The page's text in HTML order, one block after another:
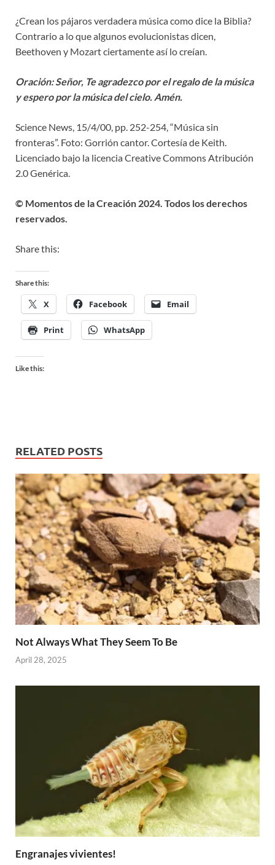
¿Crean los pájaros verdadera música como dice la Biblia?
Contrario a lo que algunos evolucionistas dicen,
Beethoven y Mozart ciertamente así lo creían.
Oración: Señor, Te agradezco por el regalo de la música
y espero por la música del cielo. Amén.
Science News, 15/4/00, pp. 252-254, “Música sin
fronteras”. Foto: Gorrión cantor. Cortesía de Keith.
Licenciado bajo la licencia Creative Commons Atribución
2.0 Genérica.
© Momentos de la Creación 2024. Todos los derechos
reservados.
Share this:
Share this:
X Facebook Email
Print WhatsApp
Like this:
RELATED POSTS
Not Always What They Seem To Be
April 28, 2025
Engranajes vivientes!